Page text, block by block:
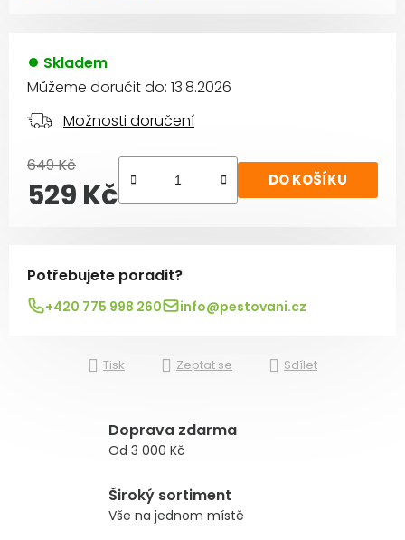
Skladem
Můžeme doručit do: 13.8.2026
Možnosti doručení
649 Kč
529 Kč DO KOŠÍKU
Potřebujete poradit?
+420 775 998 260 info@pestovani.cz
Tisk Zeptat se Sdílet
Doprava zdarma
Od 3 000 Kč
Široký sortiment
Vše na jednom místě